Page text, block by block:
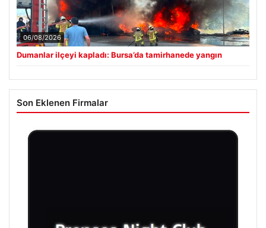
06/08/2026
Dumanlar ilçeyi kapladı: Bursa’da tamirhanede yangın
Son Eklenen Firmalar